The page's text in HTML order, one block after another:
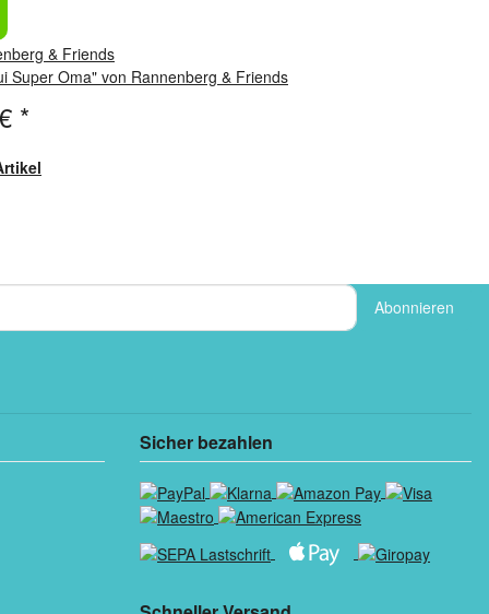
Super Oma" von Rannenberg & Friends
*
Abonnieren
Sicher bezahlen